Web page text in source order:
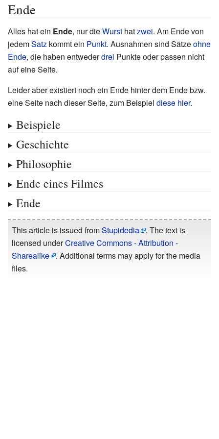
Ende
Alles hat ein Ende, nur dieWurst hatzwei. Am Ende von
jedemSatz kommt ein Punkt. Ausnahmen sind Sätzeohne
Ende, die haben entwederdrei Punkte oder passen nicht
auf eine Seite.
Leider aber existiert noch ein Ende hinter dem Ende bzw.
eine Seite nach dieser Seite, zum Beispiel diese hier.
Beispiele
Geschichte
Philosophie
Ende eines Filmes
Ende
This article is issued fromStupidedia
. The text is
licensed underCreative Commons - Attribution -
Sharealike
. Additional terms may apply for the media
files.